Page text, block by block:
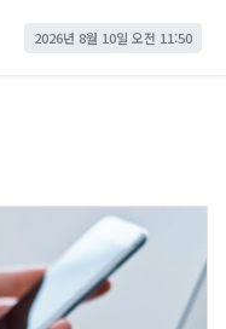
2026년 8월 10일 오전 11:50